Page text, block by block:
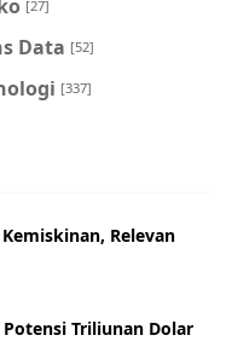
[27]
Data [52]
[337]
Relevan
Triliunan Dolar